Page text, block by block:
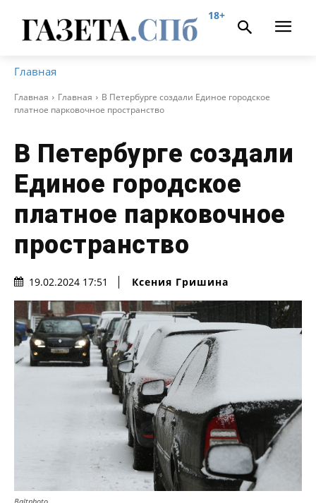
18+
Главная
Главная Главная
В Петербурге создали Единое городское
платное парковочное пространство
В Петербурге создали
Единое городское
платное парковочное
пространство
19.02.2024 17:51 Ксения Гришина